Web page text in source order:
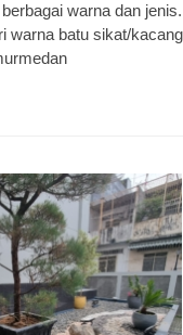
warna dan
warna batu sikat/